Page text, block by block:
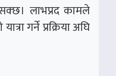
लाभप्रद कामले
गर्ने प्रक्रिया अघि